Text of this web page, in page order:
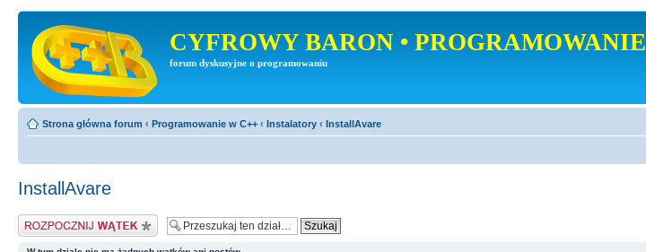
CYFROWY BARON • PROGRAMOWANIE
forum dyskusyjne o programowaniu
Strona główna forum ‹ Programowanie w C++ ‹ Instalatory ‹ InstallAvare
InstallAvare
Napisz wątek